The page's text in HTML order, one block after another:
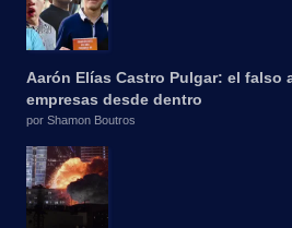
Aarón Elías Castro Pulgar: el falso
empresas desde dentro
por Shamon Boutros